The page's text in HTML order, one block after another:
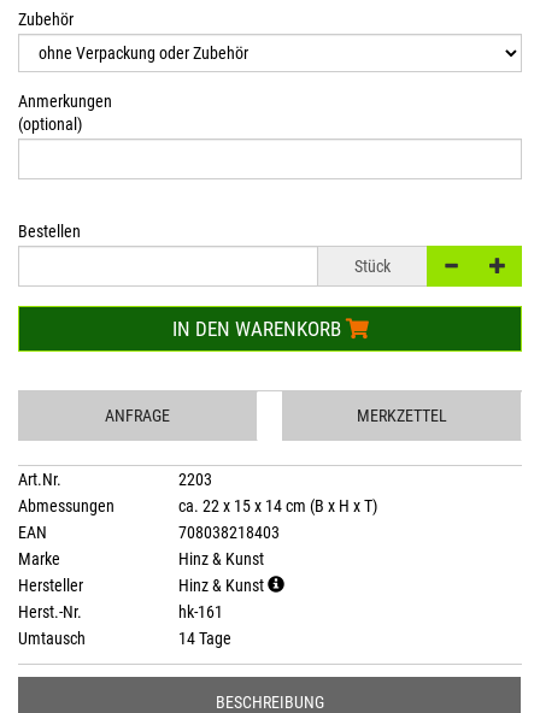
Zubehör
Anmerkungen
(optional)
Bestellen
Stück
IN DEN WARENKORB
ANFRAGE MERKZETTEL
Art.Nr.
2203
Abmessungen
ca. 22 x 15 x 14 cm (B x H x T)
EAN
708038218403
Marke
Hinz & Kunst
Hersteller
Hinz & Kunst
Herst.-Nr.
hk-161
Umtausch
14 Tage
BESCHREIBUNG